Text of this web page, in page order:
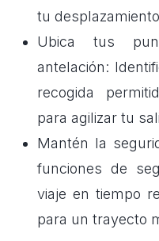
tu
Ubica tus
antelación:
recogida
para agilizar tu
Mantén la
funciones de
viaje en tiempo
para un trayecto